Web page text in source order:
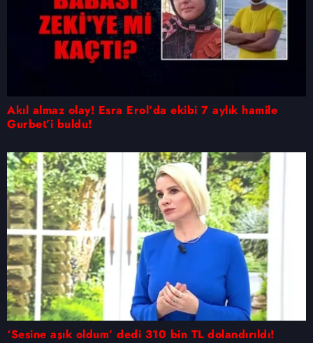
Akıl almaz olay! Esra Erol’da ekibi 7 aylık hamile
Gurbet’i buldu!
‘Sesine aşık oldum’ dedi 310 bin TL dolandırıldı!